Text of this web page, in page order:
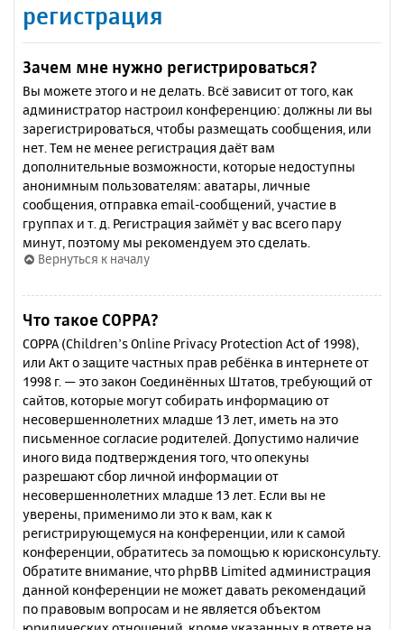
регистрация
Зачем мне нужно регистрироваться?
Вы можете этого и не делать. Всё зависит от того, как
администратор настроил конференцию: должны ли вы
зарегистрироваться, чтобы размещать сообщения, или
нет. Тем не менее регистрация даёт вам
дополнительные возможности, которые недоступны
анонимным пользователям: аватары, личные
сообщения, отправка email-сообщений, участие в
группах и т. д. Регистрация займёт у вас всего пару
минут, поэтому мы рекомендуем это сделать.
Вернуться к началу
Что такое COPPA?
COPPA (Children’s Online Privacy Protection Act of 1998),
или Акт о защите частных прав ребёнка в интернете от
1998 г. — это закон Соединённых Штатов, требующий от
сайтов, которые могут собирать информацию от
несовершеннолетних младше 13 лет, иметь на это
письменное согласие родителей. Допустимо наличие
иного вида подтверждения того, что опекуны
разрешают сбор личной информации от
несовершеннолетних младше 13 лет. Если вы не
уверены, применимо ли это к вам, как к
регистрирующемуся на конференции, или к самой
конференции, обратитесь за помощью к юрисконсульту.
Обратите внимание, что phpBB Limited администрация
данной конференции не может давать рекомендаций
по правовым вопросам и не является объектом